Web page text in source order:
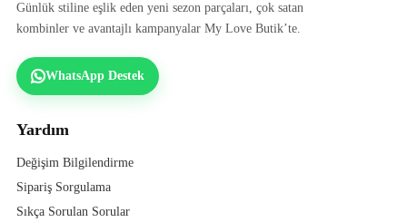
Günlük stiline eşlik eden yeni sezon parçaları, çok satan
kombinler ve avantajlı kampanyalar My Love Butik’te.
WhatsApp Destek
Yardım
Değişim Bilgilendirme
Sipariş Sorgulama
Sıkça Sorulan Sorular